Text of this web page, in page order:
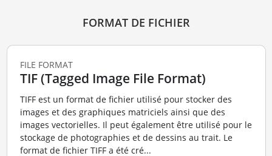
FORMAT DE FICHIER
FILE FORMAT
TIF (Tagged Image File Format)
TIFF est un format de fichier utilisé pour stocker des
images et des graphiques matriciels ainsi que des
images vectorielles. Il peut également être utilisé pour le
stockage de photographies et de dessins au trait. Le
format de fichier TIFF a été cré...